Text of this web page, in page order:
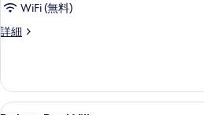
て
の
を
WiFi (無料)
詳細
Deluxe
の
詳
Deluxe